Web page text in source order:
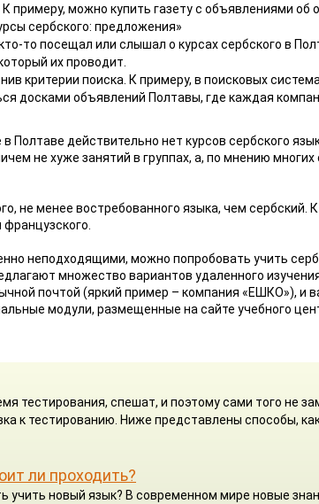
примеру, можно купить газету с объявлениями об
сербского: предложения»
то посещал или слышал о курсах сербского в
их проводит.
критерии поиска. К примеру, в поисковых
досками объявлений Полтавы, где каждая
действительно нет курсов сербского
не хуже занятий в группах, а, по мнению
не менее востребованного языка, чем сербский.
неподходящими, можно попробовать учить
множество вариантов удаленного
почтой (яркий пример – компания «ЕШКО»), и
модули, размещенные на сайте учебного
тестирования, спешат, и поэтому сами того не
к тестированию. Ниже представлены способы,
ли проходить?
учить новый язык? В современном мире новые